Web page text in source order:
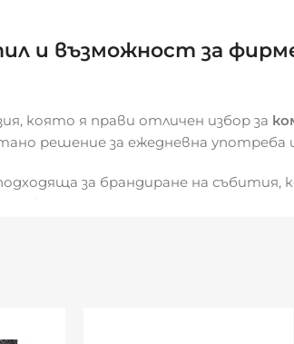
и възможност за
която я прави отличен избор за
решение за ежедневна употреба
за брандиране на събития,